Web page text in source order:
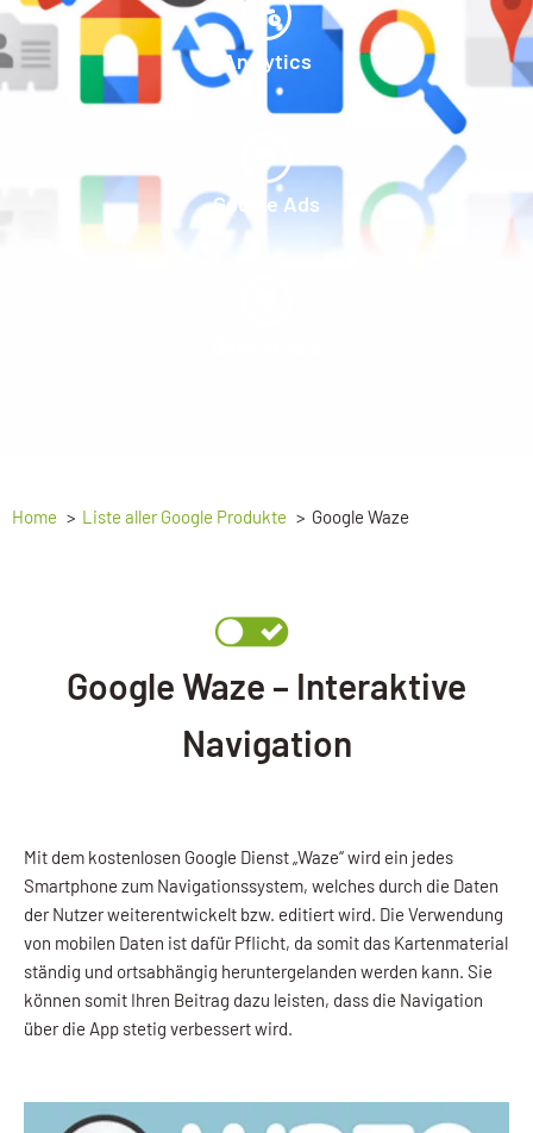
Analytics
Google Ads
Home Liste aller Google Produkte Google Waze
Google Waze – Interaktive
Navigation
Mit dem kostenlosen Google Dienst „Waze“ wird ein jedes
Smartphone zum Navigationssystem, welches durch die Daten
der Nutzer weiterentwickelt bzw. editiert wird. Die Verwendung
von mobilen Daten ist dafür Pflicht, da somit das Kartenmaterial
ständig und ortsabhängig heruntergelanden werden kann. Sie
können somit Ihren Beitrag dazu leisten, dass die Navigation
über die App stetig verbessert wird.